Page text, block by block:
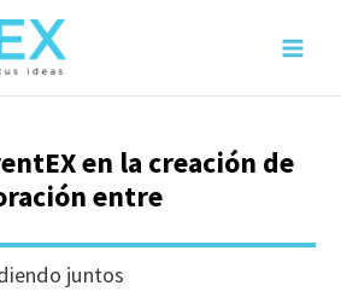
Main
en la creación de
entre
juntos